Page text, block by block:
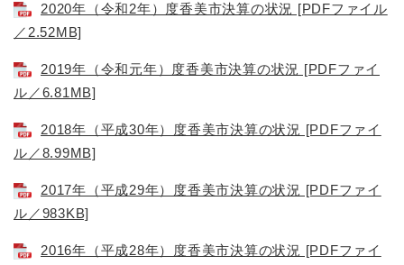
2020年（令和2年）度香美市決算の状況 [PDFファイル
／2.52MB]
2019年（令和元年）度香美市決算の状況 [PDFファイ
ル／6.81MB]
2018年（平成30年）度香美市決算の状況 [PDFファイ
ル／8.99MB]
2017年（平成29年）度香美市決算の状況 [PDFファイ
ル／983KB]
2016年（平成28年）度香美市決算の状況 [PDFファイ